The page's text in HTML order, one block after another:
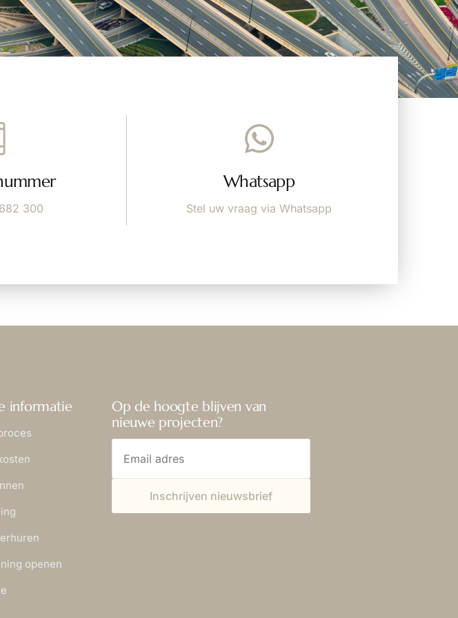
300
Whatsapp
Stel uw vraag via Whatsapp
informatie
openen
Op de hoogte blijven van
nieuwe projecten?
Inschrijven nieuwsbrief